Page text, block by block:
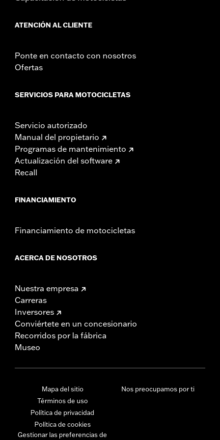
ATENCIÓN AL CLIENTE
Ponte en contacto con nosotros
Ofertas
SERVICIOS PARA MOTOCICLETAS
Servicio autorizado
Manual del propietario
Programas de mantenimiento
Actualización del software
Recall
FINANCIAMIENTO
Financiamiento de motocicletas
ACERCA DE NOSOTROS
Nuestra empresa
Carreras
Inversores
Conviértete en un concesionario
Recorridos por la fábrica
Museo
Mapa del sitio
Términos de uso
Política de privacidad
Política de cookies
Gestionar las preferencias de
Nos preocupamos por ti